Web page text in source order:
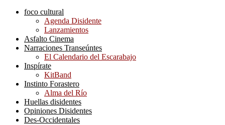
foco cultural
Agenda Disidente
Lanzamientos
Asfalto Cinema
Narraciones Transeúntes
El Calendario del Escarabajo
Inspírate
KitBand
Instinto Forastero
Alma del Río
Huellas disidentes
Opiniones Disidentes
Des-Occidentales